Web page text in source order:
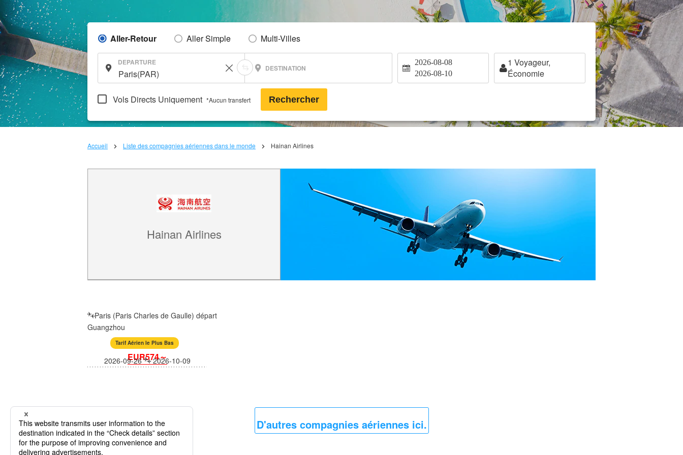
Aller-Retour Aller Simple Multi-Villes
DEPARTURE
DESTINATION
2026-08-08
2026-08-10
1 Voyageur,
Économie
Vols Directs Uniquement *Aucun transfert Rechercher
Accueil Liste des compagnies aériennes dans le monde Hainan Airlines
Hainan Airlines
Paris (Paris Charles de Gaulle) départ
Guangzhou
Tarif Aérien le Plus Bas
EUR574～
2026-09-26 2026-10-09
D'autres compagnies aériennes ici.